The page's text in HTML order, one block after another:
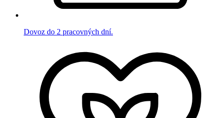
Dovoz do 2 pracovných dní.